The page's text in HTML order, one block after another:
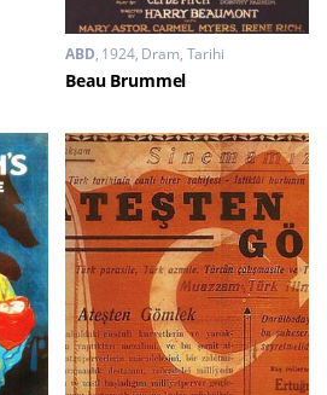
ABD 1924 Dram, Tarihi
Beau Brummel